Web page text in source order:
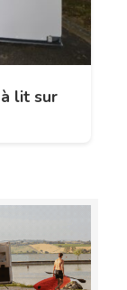
lit sur